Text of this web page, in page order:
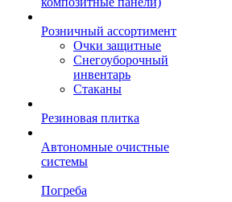
Розничный ассортимент
Очки защитные
Снегоуборочный
инвентарь
Стаканы
Резиновая плитка
Автономные очистные
системы
Погреба